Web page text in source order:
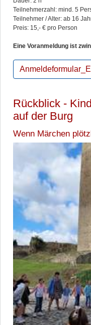
Teilnehmerzahl: mind. 5
Teilnehmer / Alter: ab 16
Preis: 15,- € pro Person
Eine Voranmeldung ist
Rückblick -
auf der Burg
Wenn Märchen